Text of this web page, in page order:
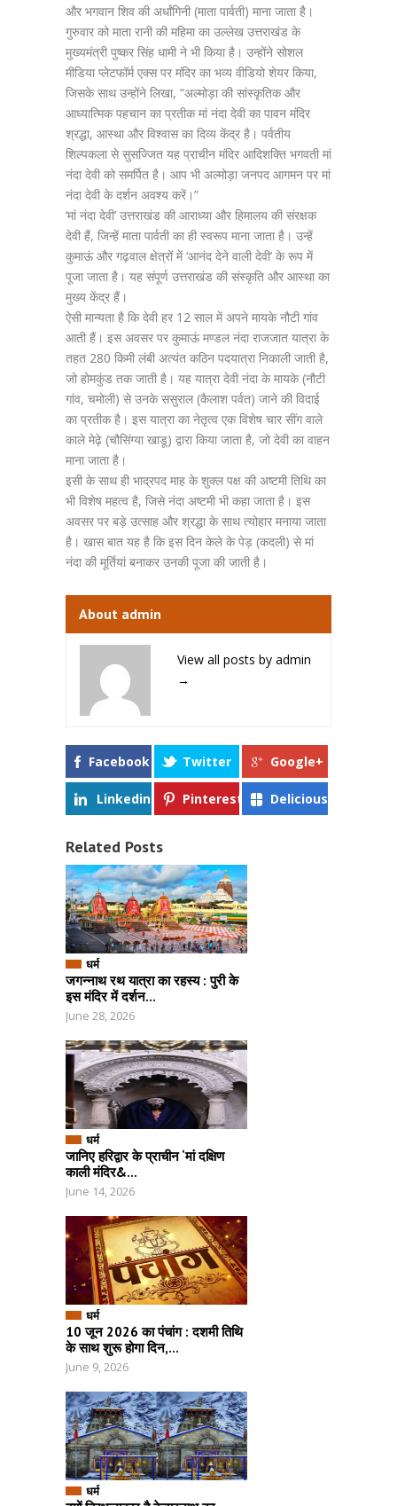
और भगवान शिव की अर्धांगिनी (माता पार्वती) माना जाता है।
गुरुवार को माता रानी की महिमा का उल्लेख उत्तराखंड के
मुख्यमंत्री पुष्कर सिंह धामी ने भी किया है। उन्होंने सोशल
मीडिया प्लेटफॉर्म एक्स पर मंदिर का भव्य वीडियो शेयर किया,
जिसके साथ उन्होंने लिखा, “अल्मोड़ा की सांस्कृतिक और
आध्यात्मिक पहचान का प्रतीक मां नंदा देवी का पावन मंदिर
श्रद्धा, आस्था और विश्वास का दिव्य केंद्र है। पर्वतीय
शिल्पकला से सुसज्जित यह प्राचीन मंदिर आदिशक्ति भगवती मां
नंदा देवी को समर्पित है। आप भी अल्मोड़ा जनपद आगमन पर मां
नंदा देवी के दर्शन अवश्य करें।”
‘मां नंदा देवी’ उत्तराखंड की आराध्या और हिमालय की संरक्षक
देवी हैं, जिन्हें माता पार्वती का ही स्वरूप माना जाता है। उन्हें
कुमाऊं और गढ़वाल क्षेत्रों में ‘आनंद देने वाली देवी’ के रूप में
पूजा जाता है। यह संपूर्ण उत्तराखंड की संस्कृति और आस्था का
मुख्य केंद्र हैं।
ऐसी मान्यता है कि देवी हर 12 साल में अपने मायके नौटी गांव
आती हैं। इस अवसर पर कुमाऊं मण्डल नंदा राजजात यात्रा के
तहत 280 किमी लंबी अत्यंत कठिन पदयात्रा निकाली जाती है,
जो होमकुंड तक जाती है। यह यात्रा देवी नंदा के मायके (नौटी
गांव, चमोली) से उनके ससुराल (कैलाश पर्वत) जाने की विदाई
का प्रतीक है। इस यात्रा का नेतृत्व एक विशेष चार सींग वाले
काले मेढ़े (चौसिंग्या खाडू) द्वारा किया जाता है, जो देवी का वाहन
माना जाता है।
इसी के साथ ही भाद्रपद माह के शुक्ल पक्ष की अष्टमी तिथि का
भी विशेष महत्व है, जिसे नंदा अष्टमी भी कहा जाता है। इस
अवसर पर बड़े उत्साह और श्रद्धा के साथ त्योहार मनाया जाता
है। खास बात यह है कि इस दिन केले के पेड़ (कदली) से मां
नंदा की मूर्तियां बनाकर उनकी पूजा की जाती है।
About admin
View all posts by admin
→
Facebook Twitter Google+
Linkedin Pinterest Delicious
Related Posts
धर्म
जगन्नाथ रथ यात्रा का रहस्य : पुरी के
इस मंदिर में दर्शन...
June 28, 2026
धर्म
जानिए हरिद्वार के प्राचीन ‘मां दक्षिण
काली मंदिर&...
June 14, 2026
धर्म
10 जून 2026 का पंचांग : दशमी तिथि
के साथ शुरू होगा दिन,...
June 9, 2026
धर्म